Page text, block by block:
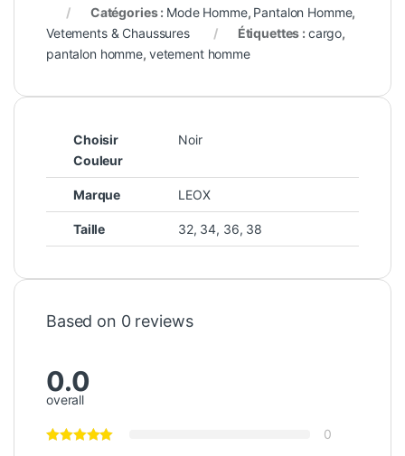
Catégories : Mode Homme, Pantalon Homme,
Vetements & Chaussures
Étiquettes : cargo,
pantalon homme, vetement homme
Choisir
Couleur
Noir
Marque LEOX
Taille 32, 34, 36, 38
Based on 0 reviews
0.0
overall
0